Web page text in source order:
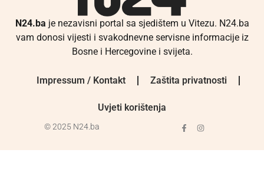
N24.ba je nezavisni portal sa sjedištem u Vitezu. N24.ba
vam donosi vijesti i svakodnevne servisne informacije iz
Bosne i Hercegovine i svijeta.
Impressum / Kontakt Zaštita privatnosti
Uvjeti korištenja
© 2025 N24.ba